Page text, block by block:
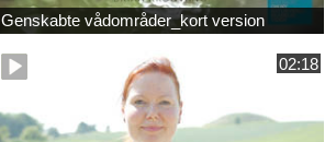
Genskabte vådområder_kort version
02:18